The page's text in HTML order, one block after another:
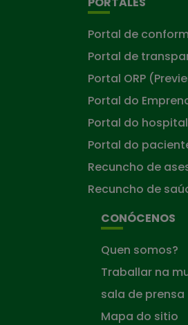
Portal de
Portal de
Portal ORP
Portal do
Portal do hospital
Portal do
Recuncho de
Recuncho de
CONÓCENOS
Quen somos?
Traballar na
sala de prensa
Mapa do sitio